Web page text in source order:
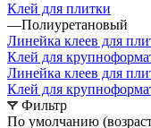
Клей для плитки
—Полиуретановый
Линейка клеев для
Клей для
Линейка клеев для
Клей для
Фильтр
По умолчанию